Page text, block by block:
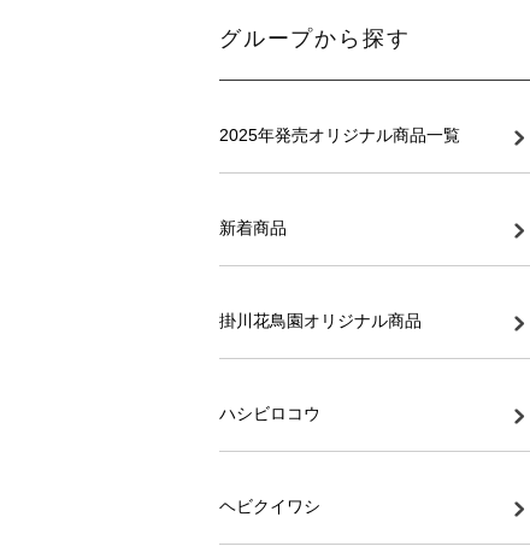
グループから探す
2025年発売オリジナル商品一覧
新着商品
掛川花鳥園オリジナル商品
ハシビロコウ
ヘビクイワシ